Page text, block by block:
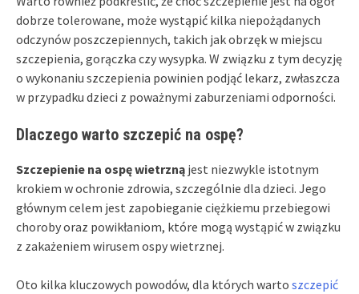
dobrze tolerowane, może wystąpić kilka niepożądanych
odczynów poszczepiennych, takich jak obrzęk w miejscu
szczepienia, gorączka czy wysypka. W związku z tym decyzję
o wykonaniu szczepienia powinien podjąć lekarz, zwłaszcza
w przypadku dzieci z poważnymi zaburzeniami odporności.
Dlaczego warto szczepić na ospę?
Szczepienie na ospę wietrzną jest niezwykle istotnym
krokiem w ochronie zdrowia, szczególnie dla dzieci. Jego
głównym celem jest zapobieganie ciężkiemu przebiegowi
choroby oraz powikłaniom, które mogą wystąpić w związku
z zakażeniem wirusem ospy wietrznej.
Oto kilka kluczowych powodów, dla których warto szczepić